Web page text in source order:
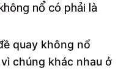
nổ có phải là
quay không nổ
chúng khác nhau ở